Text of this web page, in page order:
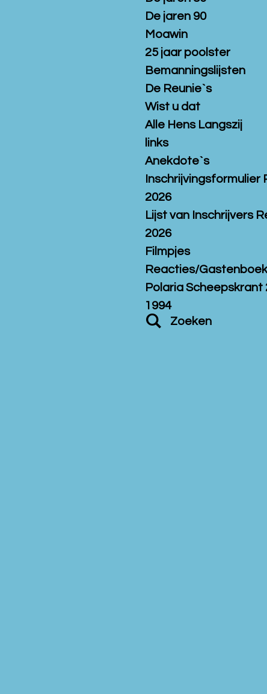
De jaren 90
Moawin
25 jaar poolster
Bemanningslijsten
De Reunie`s
Wist u dat
Alle Hens Langszij
links
Anekdote`s
Inschrijvingsformulier
2026
Lijst van Inschrijvers
2026
Filmpjes
Reacties/
Polaria Scheepskrant
1994
Zoeken